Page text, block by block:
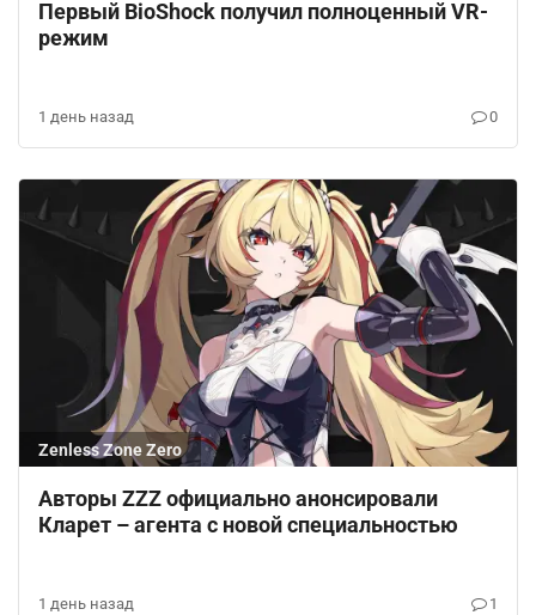
Первый BioShock получил полноценный VR-
режим
1 день назад 0
Zenless Zone Zero
Авторы ZZZ официально анонсировали
Кларет – агента с новой специальностью
1 день назад 1